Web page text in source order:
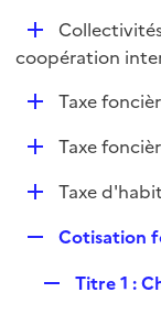
p
l
i
e
r
D
é
coopération
DTaxe
D
e
Taxe
D
p
Taxe
p
Cotisation
Titre 1 :